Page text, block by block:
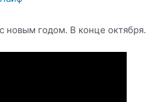
новым годом. В конце октября.